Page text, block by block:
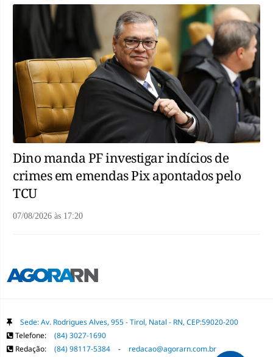
Dino manda PF investigar indícios de
crimes em emendas Pix apontados pelo
TCU
07/08/2026 às 17:20
Sede: Av. Rodrigues Alves, 955 - Tirol, Natal - RN, CEP:59020-200
Telefone:
(84) 3027-1690
Redação:
(84) 98117-5384 -
redacao@agorarn.com.br